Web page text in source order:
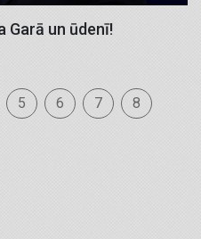
Garā un ūdenī!
5 6 7 8